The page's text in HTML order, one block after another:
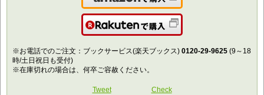
Amazonで購入
楽天で購入
※お電話でのご注文：ブックサービス(楽天ブックス) 0120-29-9625 (9～18
時/土日祝日も受付)
※在庫切れの場合は、何卒ご容赦ください。
Tweet Check